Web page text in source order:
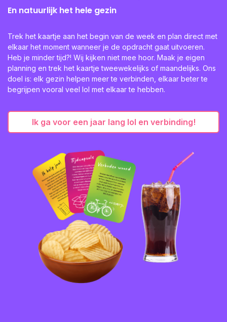
En natuurlijk het hele gezin
Trek het kaartje aan het begin van de week en plan direct met
elkaar het moment wanneer je de opdracht gaat uitvoeren.
Heb je minder tijd?! Wij kijken niet mee hoor. Maak je eigen
planning en trek het kaartje tweewekelijks of maandelijks. Ons
doel is: elk gezin helpen meer te verbinden, elkaar beter te
begrijpen vooral veel lol met elkaar te hebben.
Ik ga voor een jaar lang lol en verbinding!